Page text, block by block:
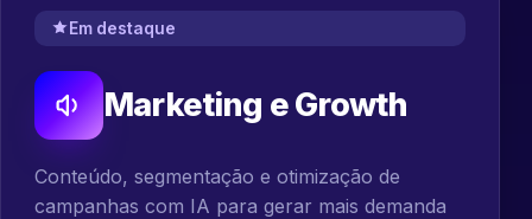
Em destaque
Marketing e Growth
Conteúdo, segmentação e otimização de
campanhas com IA para gerar mais demanda